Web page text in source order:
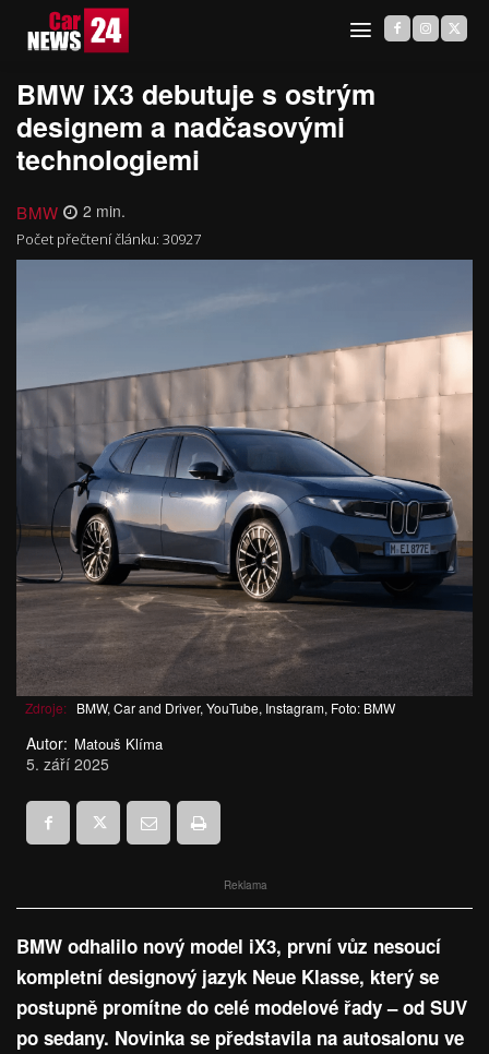
BMW iX3 debutuje s ostrým
designem a nadčasovými
technologiemi
BMW 2 min.
Počet přečtení článku: 30927
Zdroje: BMW, Car and Driver, YouTube, Instagram, Foto: BMW
Autor: Matouš Klíma
5. září 2025
Reklama
BMW odhalilo nový model iX3, první vůz nesoucí
kompletní designový jazyk Neue Klasse, který se
postupně promítne do celé modelové řady – od SUV
po sedany. Novinka se představila na autosalonu ve